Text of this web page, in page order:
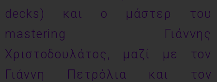
decks) και ο μάστερ του
mastering Γιάννης
Χριστοδουλάτος, μαζί με τον
Γιάννη Πετρόλια και τον